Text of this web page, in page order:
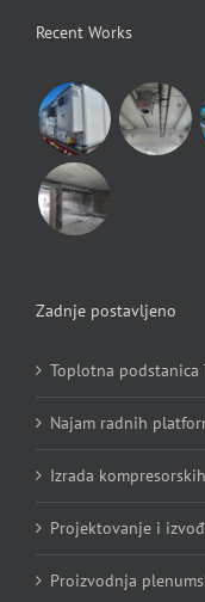
Recent Works
Zadnje postavljeno
Toplotna podstanica
Najam radnih
Izrada
Projektovanje i
Proizvodnja